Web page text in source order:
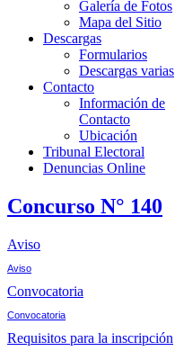
Galería de Fotos
Mapa del Sitio
Descargas
Formularios
Descargas varias
Contacto
Información de
Contacto
Ubicación
Tribunal Electoral
Denuncias Online
Concurso N° 140
Aviso
Aviso
Convocatoria
Convocatoria
Requisitos para la inscripción